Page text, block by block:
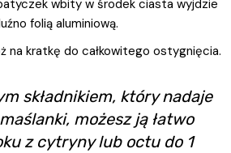
wbity w środek ciasta wyjdzie
folią aluminiową.
na kratkę do całkowitego ostygnięcia.
składnikiem, który nadaje
możesz ją łatwo
z cytryny lub octu do 1